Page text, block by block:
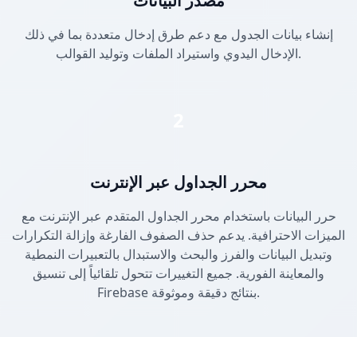
إنشاء بيانات الجدول مع دعم طرق إدخال متعددة بما في ذلك
الإدخال اليدوي واستيراد الملفات وتوليد القوالب.
محرر الجداول عبر الإنترنت
حرر البيانات باستخدام محرر الجداول المتقدم عبر الإنترنت مع
الميزات الاحترافية. يدعم حذف الصفوف الفارغة وإزالة التكرارات
وتبديل البيانات والفرز والبحث والاستبدال بالتعبيرات النمطية
والمعاينة الفورية. جميع التغييرات تتحول تلقائياً إلى تنسيق
Firebase بنتائج دقيقة وموثوقة.